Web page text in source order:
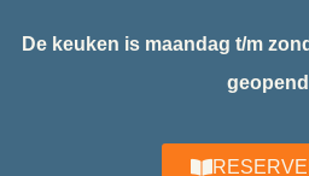
De keuken is maandag t/m